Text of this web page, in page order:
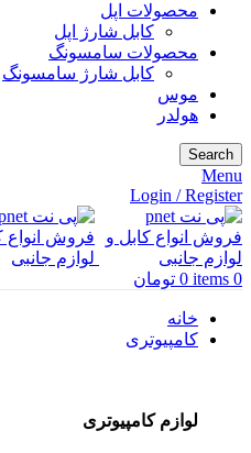
محصولات اپل
کابل شارژ اپل
محصولات سامسونگ
کابل شارژ سامسونگ
موس
هولدر
Search
Menu
Login / Register
0
items
0 تومان
خانه
کامپیوتری
لوازم کامپیوتری